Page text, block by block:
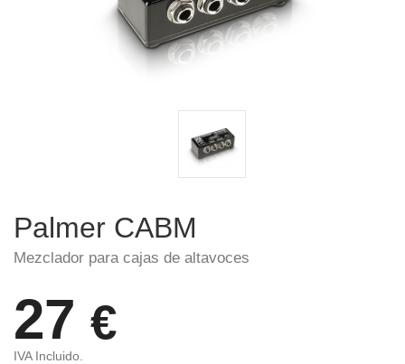
Palmer CABM
Mezclador para cajas de altavoces
27 €
IVA Incluido.